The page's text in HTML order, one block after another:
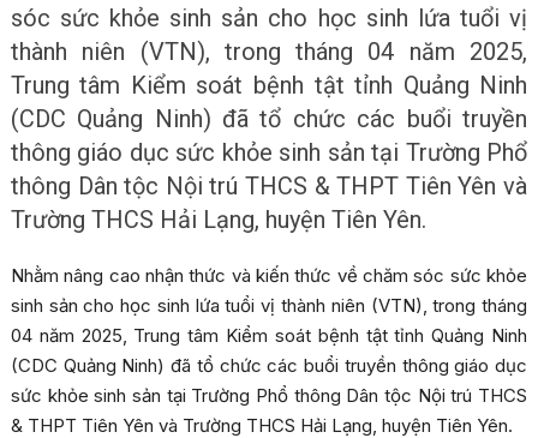
sóc sức khỏe sinh sản cho học sinh lứa tuổi vị
thành niên (VTN), trong tháng 04 năm 2025,
Trung tâm Kiểm soát bệnh tật tỉnh Quảng Ninh
(CDC Quảng Ninh) đã tổ chức các buổi truyền
thông giáo dục sức khỏe sinh sản tại Trường Phổ
thông Dân tộc Nội trú THCS & THPT Tiên Yên và
Trường THCS Hải Lạng, huyện Tiên Yên.
Nhằm nâng cao nhận thức và kiến thức về chăm sóc sức khỏe
sinh sản cho học sinh lứa tuổi vị thành niên (VTN), trong tháng
04 năm 2025, Trung tâm Kiểm soát bệnh tật tỉnh Quảng Ninh
(CDC Quảng Ninh) đã tổ chức các buổi truyền thông giáo dục
sức khỏe sinh sản tại Trường Phổ thông Dân tộc Nội trú THCS
& THPT Tiên Yên và Trường THCS Hải Lạng, huyện Tiên Yên.